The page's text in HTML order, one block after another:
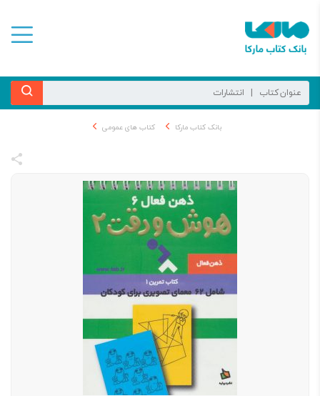
بانک کتاب مارکا کتاب های عمومی